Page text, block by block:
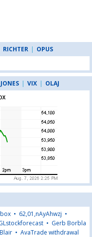
RICHTER | OPUS
| VIX | OLAJ
• 62,01,nAyAhwzj •
• Gerb Borbla
• AvaTrade withdrawal